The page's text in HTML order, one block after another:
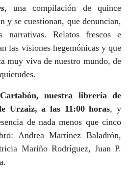
, una compilación de quince
y se cuestionan, que denuncian,
narrativas. Relatos frescos e
las visiones hegemónicas y que
muy viva de nuestro mundo, de
nuestra librería de
Urzaiz, a las 11:00 horas, y
de nada menos que cinco
Andrea Martínez Baladrón,
Mariño Rodríguez, Juan P.